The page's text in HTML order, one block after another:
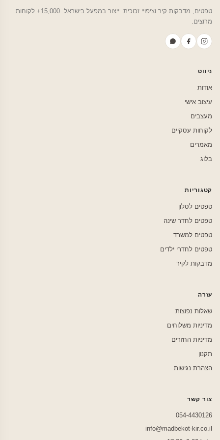
טפטים, מדבקות קיר וציפויי זכוכית. ייצור במפעל בישראל. 15,000+ לקוחות
מרוצים.
ניווט
אודות
עיצוב אישי
מעצבים
לקוחות עסקיים
מאמרים
בלוג
קטגוריות
טפטים לסלון
טפטים לחדר שינה
טפטים למשרד
טפטים לחדרי ילדים
מדבקות לקיר
עזרה
שאלות נפוצות
מדיניות משלוחים
מדיניות החזרים
תקנון
הצהרת נגישות
צור קשר
054-4430126
info@madbekot-kir.co.il